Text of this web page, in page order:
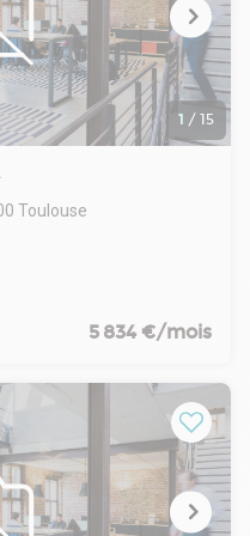
: 7 200 Euros HT
preneur : 1440 Euros HT
1 / 15
Toulouse
bénéficiant d'un
de bureaux d'environ 350
d'une cuisine ainsi que
à la fibre optique
5 834 €/mois